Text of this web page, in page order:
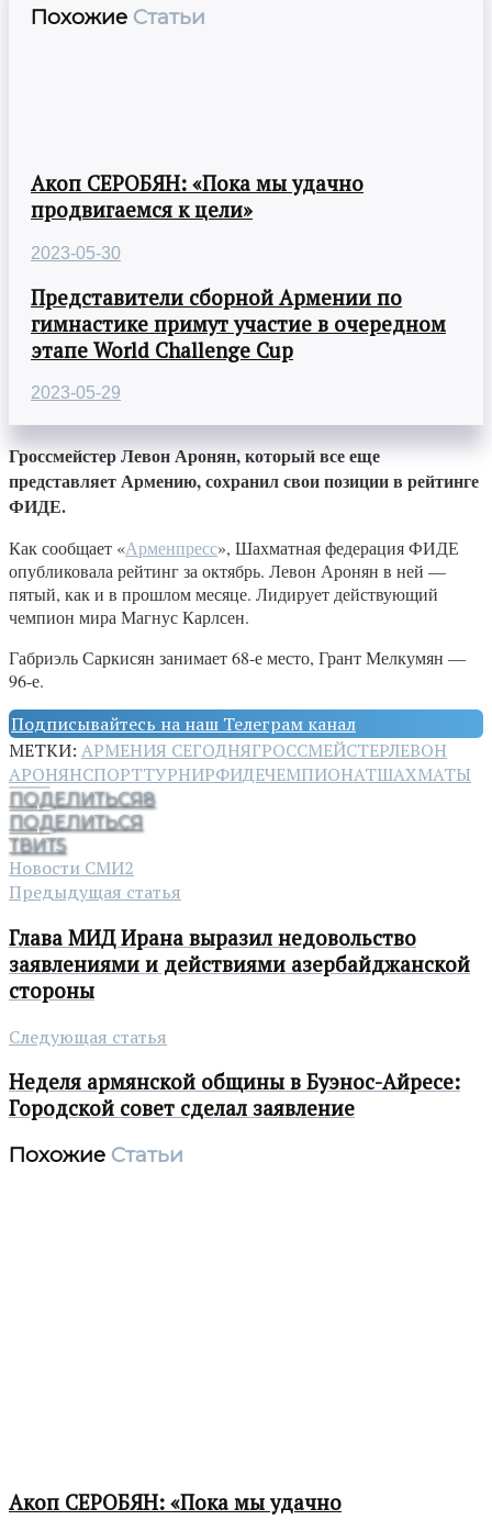
Похожие Статьи
Акоп СЕРОБЯН: «Пока мы удачно
продвигаемся к цели»
2023-05-30
Представители сборной Армении по
гимнастике примут участие в очередном
этапе World Challenge Cup
2023-05-29
Гроссмейстер Левон Аронян, который все еще
представляет Армению, сохранил свои позиции в рейтинге
ФИДЕ.
Как сообщает «Арменпресс», Шахматная федерация ФИДЕ
опубликовала рейтинг за октябрь. Левон Аронян в ней —
пятый, как и в прошлом месяце. Лидирует действующий
чемпион мира Магнус Карлсен.
Габриэль Саркисян занимает 68-е место, Грант Мелкумян —
96-е.
Подписывайтесь на наш Телеграм канал
МЕТКИ: АРМЕНИЯ СЕГОДНЯГРОССМЕЙСТЕРЛЕВОН
АРОНЯНСПОРТТУРНИРФИДЕЧЕМПИОНАТШАХМАТЫ
ПОДЕЛИТЬСЯ8
ПОДЕЛИТЬСЯ
ТВИТ5
Новости СМИ2
Предыдущая статья
Глава МИД Ирана выразил недовольство
заявлениями и действиями азербайджанской
стороны
Следующая статья
Неделя армянской общины в Буэнос-Айресе:
Городской совет сделал заявление
Похожие Статьи
Акоп СЕРОБЯН: «Пока мы удачно